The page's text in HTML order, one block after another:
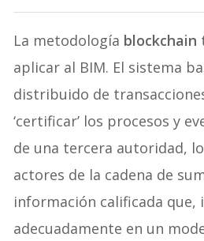
La metodología blockchain
aplicar al BIM. El sistema
distribuido de
‘certificar’ los procesos y
de una tercera autoridad,
actores de la cadena de
información calificada que,
adecuadamente en un